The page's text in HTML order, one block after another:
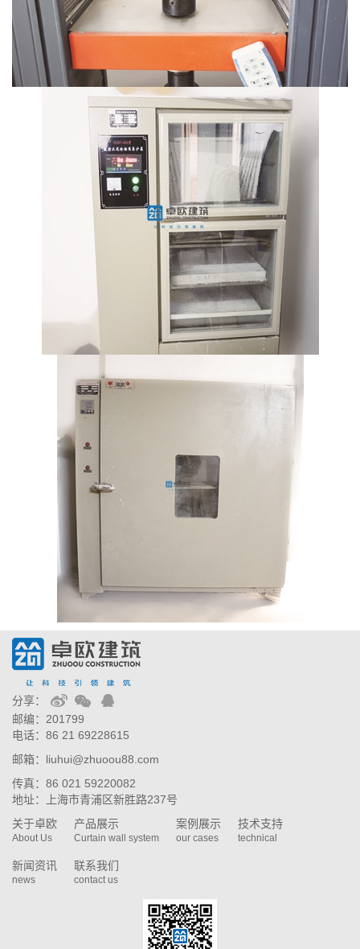
分享：
邮编：201799
电话：86 21 69228615
邮箱：liuhui@zhuoou88.com
传真：86 021 59220082
地址：上海市青浦区新胜路237号
关于卓欧
About Us
产品展示
Curtain wall system
案例展示
our cases
技术支持
technical
新闻资讯
news
联系我们
contact us